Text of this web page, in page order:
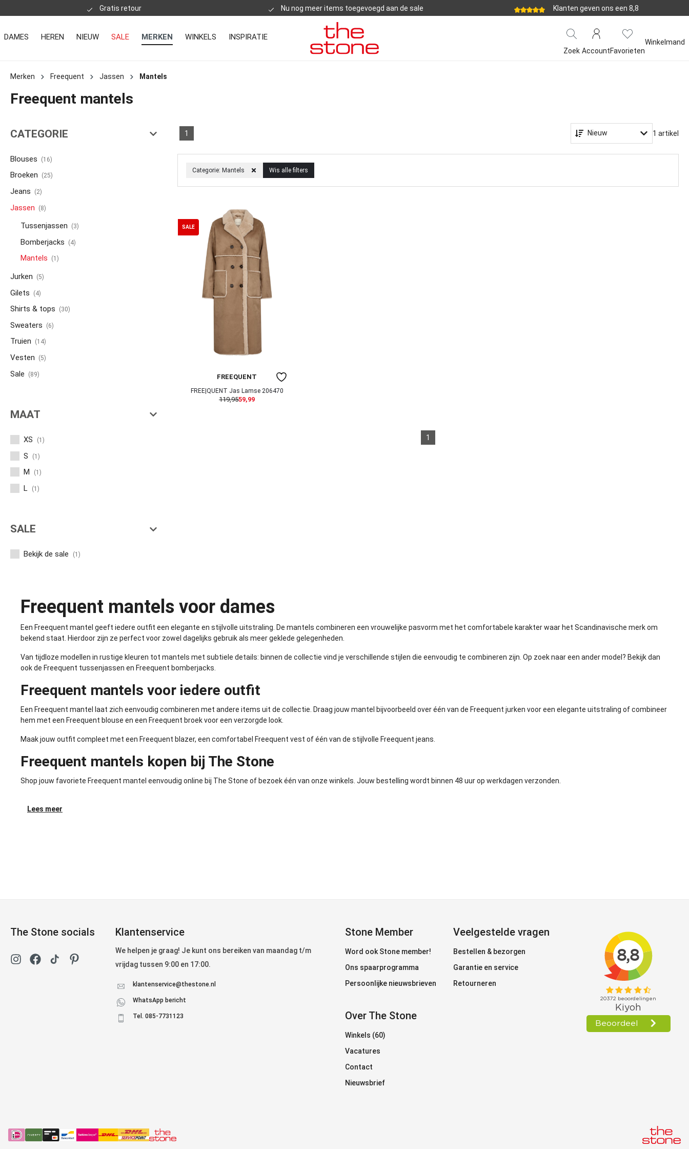
Gratis retour Nu nog meer items toegevoegd aan de sale Klanten geven ons een 8,8
DAMES HEREN NIEUW SALE MERKEN WINKELS INSPIRATIE
Zoek AccountFavorieten
Winkelmand
Merken Freequent Jassen Mantels
Freequent mantels
CATEGORIE
Blouses (16)
Broeken (25)
Jeans (2)
Jassen (8)
Tussenjassen (3)
Bomberjacks (4)
Mantels (1)
Jurken (5)
Gilets (4)
Shirts & tops (30)
Sweaters (6)
Truien (14)
Vesten (5)
Sale (89)
MAAT
XS (1)
S (1)
M (1)
L (1)
SALE
Bekijk de sale (1)
Categorie: Mantels Wis alle filters
Nieuw 1 artikel
1
SALE
FREEQUENT
FREE|QUENT Jas Lamse 206470
119,9559,99
1
Freequent mantels voor dames
Een Freequent mantel geeft iedere outfit een elegante en stijlvolle uitstraling. De mantels combineren een vrouwelijke pasvorm met het comfortabele karakter waar het Scandinavische merk om
bekend staat. Hierdoor zijn ze perfect voor zowel dagelijks gebruik als meer geklede gelegenheden.
Van tijdloze modellen in rustige kleuren tot mantels met subtiele details: binnen de collectie vind je verschillende stijlen die eenvoudig te combineren zijn. Op zoek naar een ander model? Bekijk dan
ook de Freequent tussenjassen en Freequent bomberjacks.
Freequent mantels voor iedere outfit
Een Freequent mantel laat zich eenvoudig combineren met andere items uit de collectie. Draag jouw mantel bijvoorbeeld over één van de Freequent jurken voor een elegante uitstraling of combineer
hem met een Freequent blouse en een Freequent broekvoor een verzorgde look.
Maak jouw outfit compleet met een Freequent blazer, een comfortabel Freequent vest of één van de stijlvolle Freequent jeans.
Freequent mantels kopen bij The Stone
Shop jouw favoriete Freequent mantel eenvoudig online bij The Stone of bezoek één van onze winkels. Jouw bestelling wordt binnen 48 uur op werkdagen verzonden.
Lees meer
The Stone socials Klantenservice
We helpen je graag! Je kunt ons bereiken van maandag t/m
vrijdag tussen 9:00 en 17:00.
klantenservice@thestone.nl
WhatsApp bericht
Tel. 085-7731123
Stone Member
Word ook Stone member!
Ons spaarprogramma
Persoonlijke nieuwsbrieven
Over The Stone
Winkels (60)
Vacatures
Contact
Nieuwsbrief
Veelgestelde vragen
Bestellen & bezorgen
Garantie en service
Retourneren